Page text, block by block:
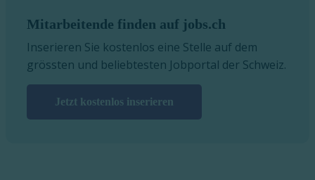
Mitarbeitende finden auf jobs.ch
Inserieren Sie kostenlos eine Stelle auf dem
grössten und beliebtesten Jobportal der Schweiz.
Jetzt kostenlos inserieren